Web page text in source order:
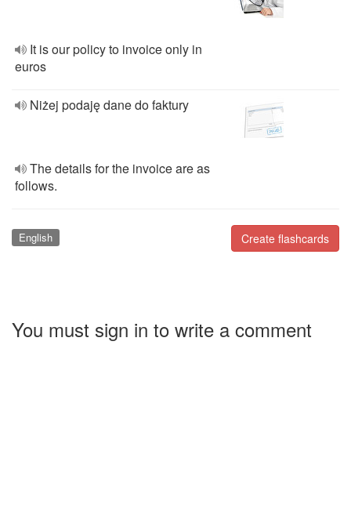
It is our policy to invoice only in
euros
Niżej podaję dane do faktury
The details for the invoice are as
follows.
Create flashcards
English
You must sign in to write a comment